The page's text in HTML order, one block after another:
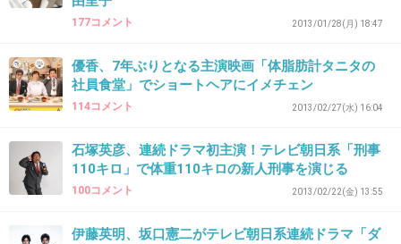
2013/01/21(月) 10:54:08
＞ダブル不倫の末に娘を産み、逃避行を続ける物語。
これって、現実世界に置き換えたらかなりドロドロした内
+4 -1
2013/01/21(月) 11:02:24
177コメント 2013/01/28(月) 18:47
優香、7年ぶりとなる主演映画「体脂肪計タニタの
社員食堂」でショートヘアにイメチェン
114コメント 2013/02/27(水) 16:04
石塚英彦、連続ドラマ初主演！テレビ朝日系「刑事
110キロ」で体重110キロの新人刑事を演じる
100コメント 2013/02/22(金) 13:55
伊藤英明、坂口憲二がテレビ朝日系連続ドラマ「ダ